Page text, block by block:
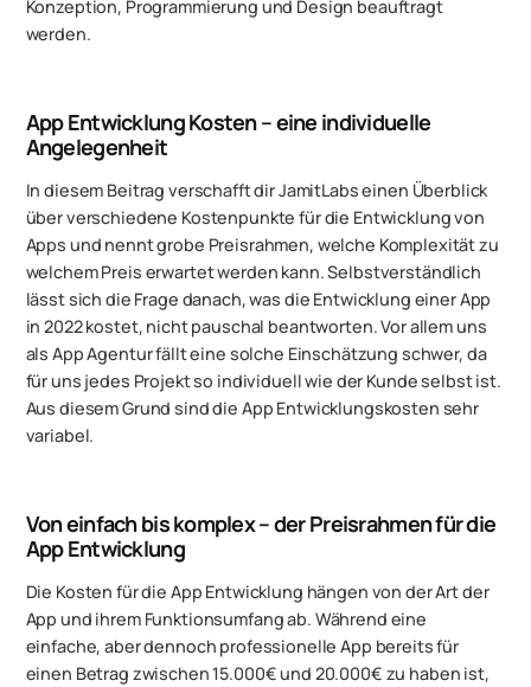
Konzeption, Programmierung und Design beauftragt
werden.
App Entwicklung Kosten – eine individuelle
Angelegenheit
In diesem Beitrag verschafft dir JamitLabs einen Überblick
über verschiedene Kostenpunkte für die Entwicklung von
Apps und nennt grobe Preisrahmen, welche Komplexität zu
welchem Preis erwartet werden kann. Selbstverständlich
lässt sich die Frage danach, was die Entwicklung einer App
in 2022 kostet, nicht pauschal beantworten. Vor allem uns
als App Agentur fällt eine solche Einschätzung schwer, da
für uns jedes Projekt so individuell wie der Kunde selbst ist.
Aus diesem Grund sind die App Entwicklungskosten sehr
variabel.
Von einfach bis komplex – der Preisrahmen für die
App Entwicklung
Die Kosten für die App Entwicklung hängen von der Art der
App und ihrem Funktionsumfang ab. Während eine
einfache, aber dennoch professionelle App bereits für
einen Betrag zwischen 15.000€ und 20.000€ zu haben ist,